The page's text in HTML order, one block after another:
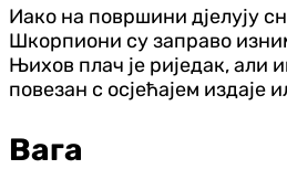
Иако на површини дјелују
Шкорпиони су заправо
Њихов плач је риједак, али
повезан с осјећајем издаје
Вага